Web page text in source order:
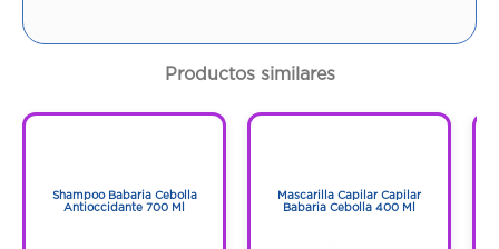
Productos similares
Shampoo Babaria Cebolla
Antioccidante 700 Ml
Mascarilla Capilar Capilar
Babaria Cebolla 400 Ml